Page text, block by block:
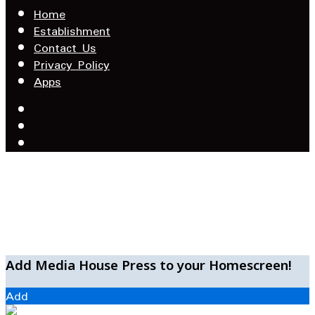
Home
Establishment
Contact Us
Privacy Policy
Apps
Add Media House Press to your Homescreen!
Add